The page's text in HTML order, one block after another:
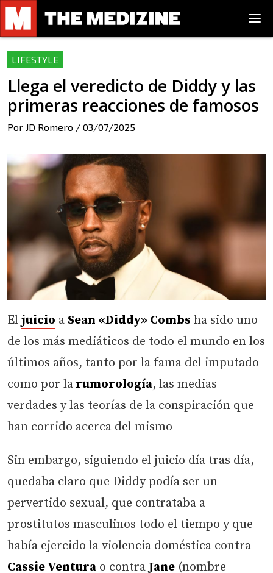
LIFESTYLE
Llega el veredicto de Diddy y las
primeras reacciones de famosos
Por JD Romero / 03/07/2025
El juicio a Sean «Diddy» Combs ha sido uno
de los más mediáticos de todo el mundo en los
últimos años, tanto por la fama del imputado
como por la rumorología, las medias
verdades y las teorías de la conspiración que
han corrido acerca del mismo
Sin embargo, siguiendo el juicio día tras día,
quedaba claro que Diddy podía ser un
pervertido sexual, que contrataba a
prostitutos masculinos todo el tiempo y que
había ejercido la violencia doméstica contra
Cassie Ventura o contra Jane (nombre